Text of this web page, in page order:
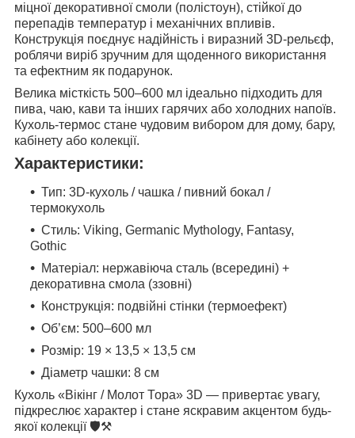
міцної декоративної смоли (полістоун), стійкої до
перепадів температур і механічних впливів.
Конструкція поєднує надійність і виразний 3D-рельєф,
роблячи виріб зручним для щоденного використання
та ефектним як подарунок.
Велика місткість 500–600 мл ідеально підходить для
пива, чаю, кави та інших гарячих або холодних напоїв.
Кухоль-термос стане чудовим вибором для дому, бару,
кабінету або колекції.
Характеристики:
Тип: 3D-кухоль / чашка / пивний бокал /
термокухоль
Стиль: Viking, Germanic Mythology, Fantasy,
Gothic
Матеріал: нержавіюча сталь (всередині) +
декоративна смола (ззовні)
Конструкція: подвійні стінки (термоефект)
Об’єм: 500–600 мл
Розмір: 19 × 13,5 × 13,5 см
Діаметр чашки: 8 см
Кухоль «Вікінг / Молот Тора» 3D — привертає увагу,
підкреслює характер і стане яскравим акцентом будь-
якої колекції 🛡️⚒️